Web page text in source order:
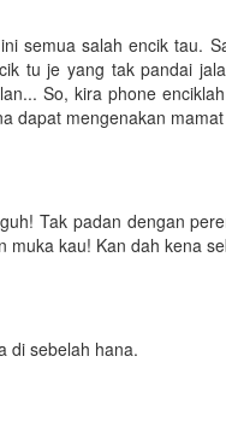
semua salah encik tau.
tu je yang tak pandai
So, kira phone
dapat mengenakan
Tak padan dengan
muka kau! Kan dah kena
di sebelah hana.